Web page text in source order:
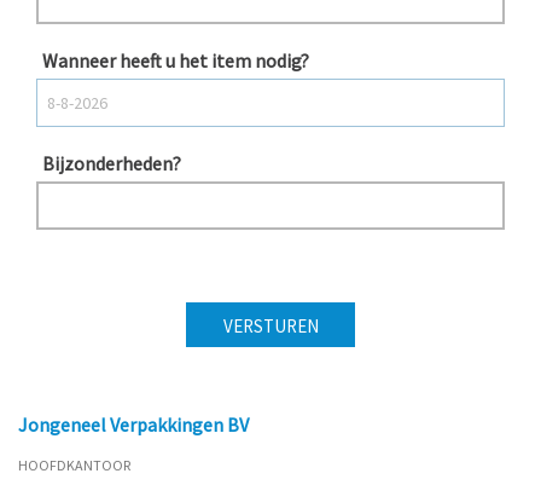
Wanneer heeft u het item nodig?
Bijzonderheden?
Jongeneel Verpakkingen BV
HOOFDKANTOOR